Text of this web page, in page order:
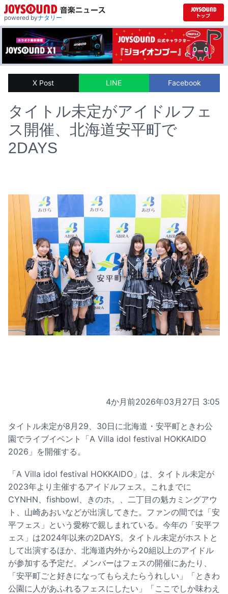
powered byナタリー
X Post LINE Facebook
タイトル未定がアイドルフェ
ス開催、北海道安平町で
2DAYS
4か月前2026年03月27日 3:05
タイトル未定が8月29、30日に北海道・安平町ときわ公
園でライブイベント「A Villa idol festival HOKKAIDO
2026」を開催する。
「A Villa idol festival HOKKAIDO」は、タイトル未定が
2023年より主催するアイドルフェス。これまでに
CYNHN、fishbowl、きのホ。、二丁目の魁カミングアウ
ト、山崎あおいなどが出演してきた。ファンの間では「安
平フェス」という愛称で親しまれている。今年の「安平フ
ェス」は2024年以来の2DAYS。タイトル未定がホストと
して出演するほか、北海道内外から20組以上のアイドル
が参加する予定だ。メンバーはフェスの開催にあたり、
「安平町ごと好きになってもらえたらうれしい」「ときわ
公園に人があふれるフェスにしたい」「ここでしか味わえ